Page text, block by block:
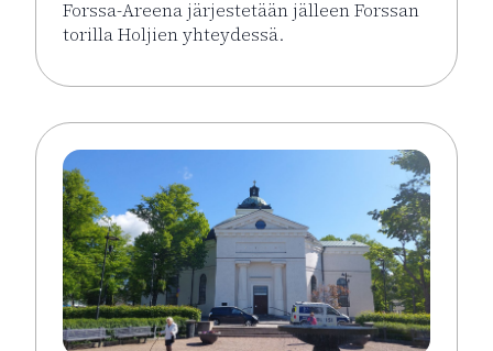
Forssa-Areena järjestetään jälleen Forssan
torilla Holjien yhteydessä.